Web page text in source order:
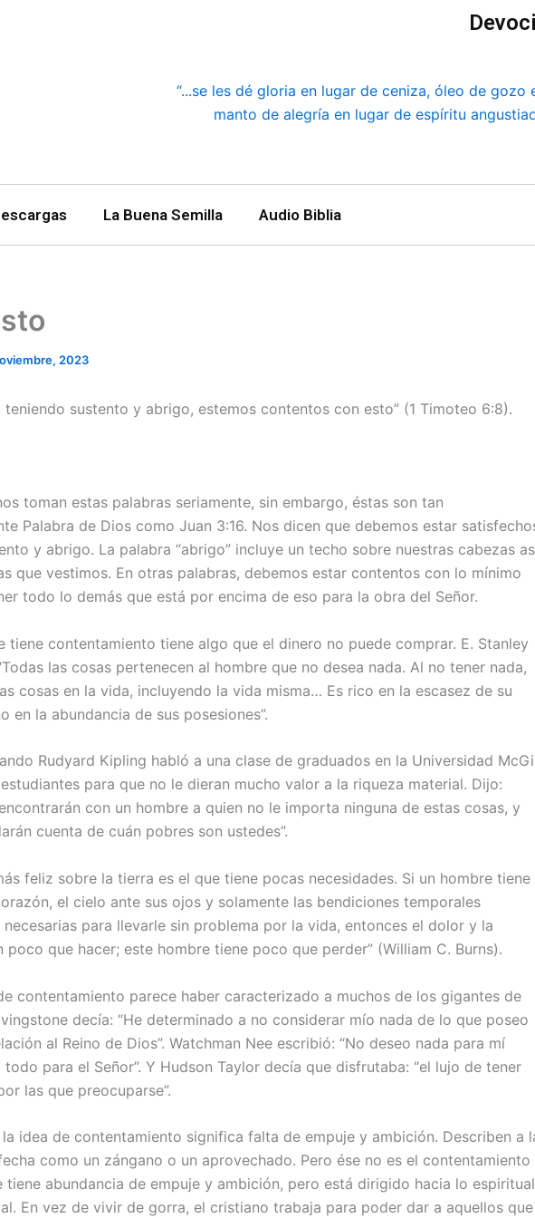
“...se les dé gloria en lugar de ceniza, óleo de gozo
manto de alegría en lugar de espíritu
La Buena Semilla Audio Biblia
2023
teniendo sustento y abrigo, estemos contentos con esto” (1 Timoteo 6:8).
toman estas palabras seriamente, sin embargo, éstas son tan
Palabra de Dios como Juan 3:16. Nos dicen que debemos estar
y abrigo. La palabra “abrigo” incluye un techo sobre nuestras cabezas
que vestimos. En otras palabras, debemos estar contentos con lo mínimo
todo lo demás que está por encima de eso para la obra del Señor.
tiene contentamiento tiene algo que el dinero no puede comprar. E. Stanley
las cosas pertenecen al hombre que no desea nada. Al no tener nada,
cosas en la vida, incluyendo la vida misma… Es rico en la escasez de su
en la abundancia de sus posesiones”.
Rudyard Kipling habló a una clase de graduados en la Universidad
para que no le dieran mucho valor a la riqueza material. Dijo:
con un hombre a quien no le importa ninguna de estas cosas, y
cuenta de cuán pobres son ustedes”.
feliz sobre la tierra es el que tiene pocas necesidades. Si un hombre tiene
el cielo ante sus ojos y solamente las bendiciones temporales
para llevarle sin problema por la vida, entonces el dolor y la
poco que hacer; este hombre tiene poco que perder” (William C. Burns).
contentamiento parece haber caracterizado a muchos de los gigantes de
decía: “He determinado a no considerar mío nada de lo que poseo
al Reino de Dios”. Watchman Nee escribió: “No deseo nada para mí
todo para el Señor”. Y Hudson Taylor decía que disfrutaba: “el lujo de tener
las que preocuparse”.
la idea de contentamiento significa falta de empuje y ambición. Describen a
como un zángano o un aprovechado. Pero ése no es el contentamiento
tiene abundancia de empuje y ambición, pero está dirigido hacia lo
En vez de vivir de gorra, el cristiano trabaja para poder dar a aquellos que